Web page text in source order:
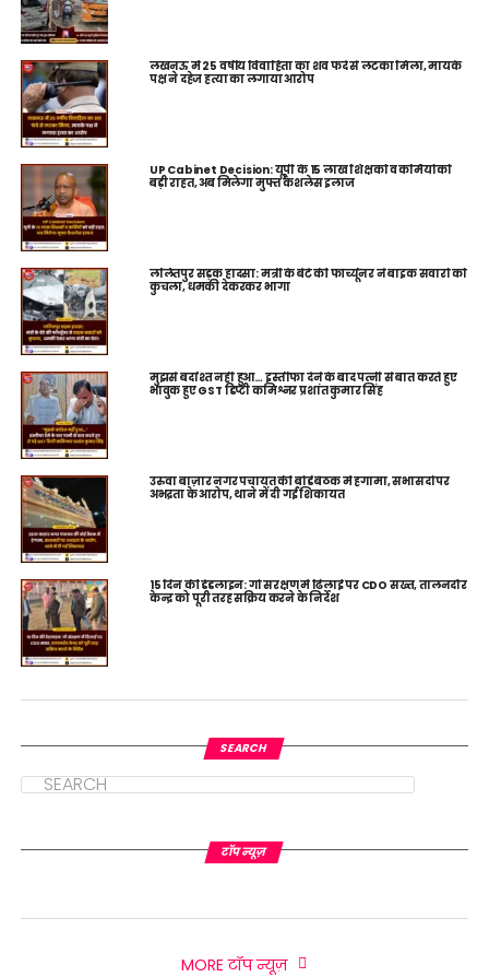
लखनऊ में 25 वर्षीय विवाहिता का शव फंदे से लटका मिला, मायके
पक्ष ने दहेज हत्या का लगाया आरोप
UP Cabinet Decision: यूपी के 15 लाख शिक्षकों व कर्मियों को
बड़ी राहत, अब मिलेगा मुफ्त कैशलेस इलाज
ललितपुर सड़क हादसा: मंत्री के बेटे की फॉर्च्यूनर ने बाइक सवारों को
कुचला, धमकी देकरकर भागा
मुझसे बर्दाश्त नहीं हुआ… इस्तीफा देने के बाद पत्नी से बात करते हुए
भावुक हुए GST डिप्टी कमिश्नर प्रशांत कुमार सिंह
उरुवा बाज़ार नगर पंचायत की बोर्ड बैठक में हंगामा, सभासदों पर
अभद्रता के आरोप, थाने में दी गई शिकायत
15 दिन की डेडलाइन: गो संरक्षण में ढिलाई पर CDO सख्त, तालनदौर
केन्द्र को पूरी तरह सक्रिय करने के निर्देश
SEARCH
टॉप न्यूज़
MORE टॉप न्यूज़